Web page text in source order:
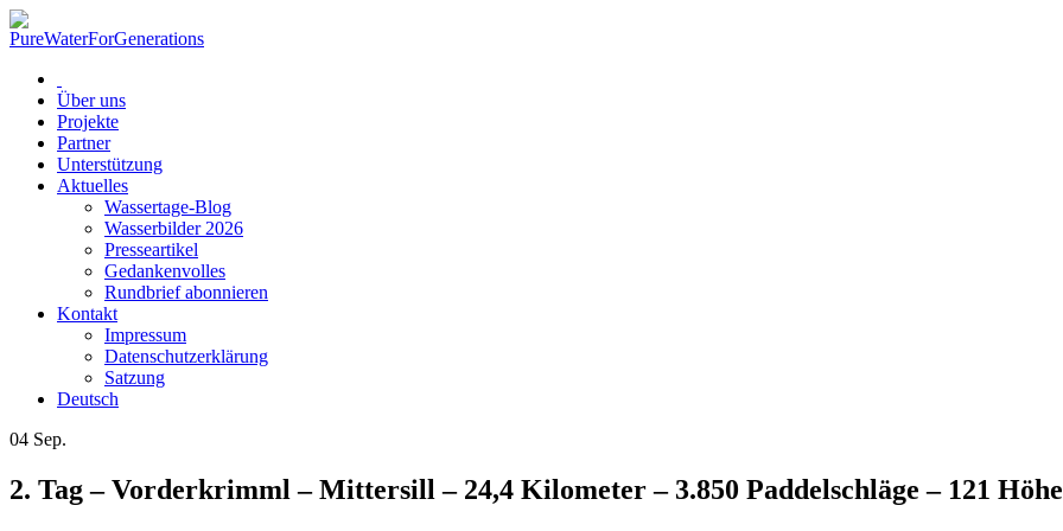
Über uns
Projekte
Partner
Unterstützung
Aktuelles
Wassertage-Blog
Wasserbilder 2026
Presseartikel
Gedankenvolles
Rundbrief abonnieren
Kontakt
Impressum
Datenschutzerklärung
Satzung
Deutsch
04 Sep.
2. Tag – Vorderkrimml – Mittersill – 24,4 Kilometer – 3.850 Paddelschläge – 121